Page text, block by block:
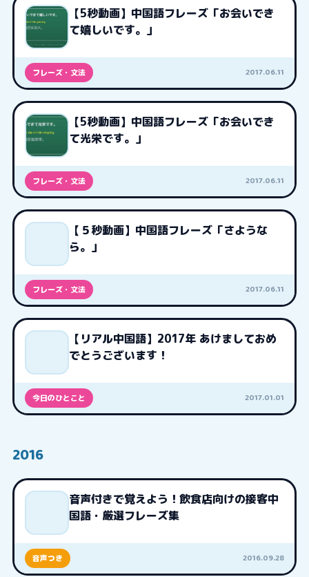
【5秒動画】中国語フレーズ「お会いでき
て嬉しいです。」
フレーズ・文法 2017.06.11
【5秒動画】中国語フレーズ「お会いでき
て光栄です。」
フレーズ・文法 2017.06.11
【５秒動画】中国語フレーズ「さような
ら。」
フレーズ・文法 2017.06.11
【リアル中国語】2017年 あけましておめ
でとうございます！
今日のひとこと 2017.01.01
2016
音声付きで覚えよう！飲食店向けの接客中
国語・厳選フレーズ集
音声つき 2016.09.28